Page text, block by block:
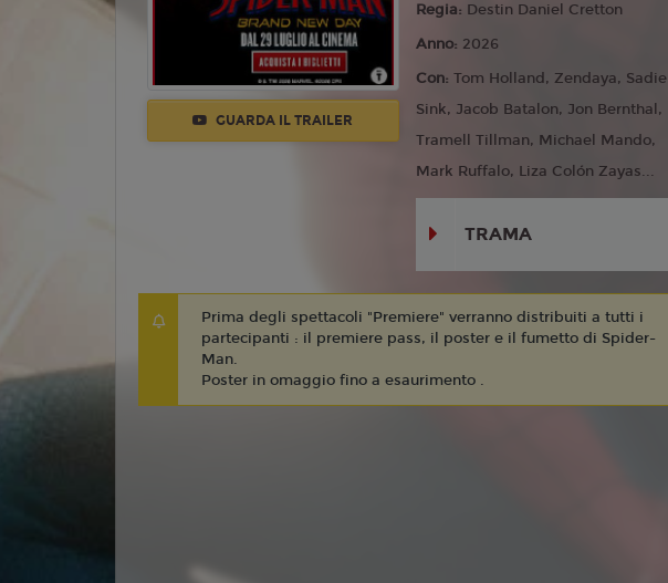
GUARDA IL TRAILER
Regia: Destin Daniel Cretton
Anno: 2026
Con:Tom Holland, Zendaya, Sadie
Sink, Jacob Batalon, Jon Bernthal,
Tramell Tillman, Michael Mando,
Mark Ruffalo, Liza Colón Zayas...
TRAMA
Prima degli spettacoli "Premiere" verranno distribuiti a tutti i
partecipanti : il premiere pass, il poster e il fumetto di Spider-
Man.
Poster in omaggio fino a esaurimento .